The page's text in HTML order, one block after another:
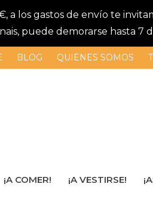
a los gastos de envío te
puede demorarse hasta 7
BLOG QUIENES SOMOS
¡A COMER! ¡A VESTIRSE!